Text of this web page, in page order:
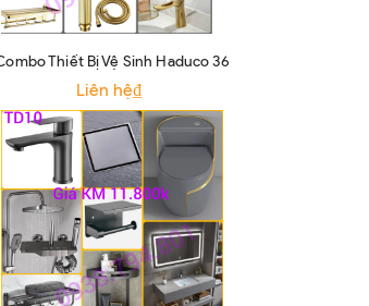
Thiết Bị Vệ Sinh Haduco 36
Liên hệ₫